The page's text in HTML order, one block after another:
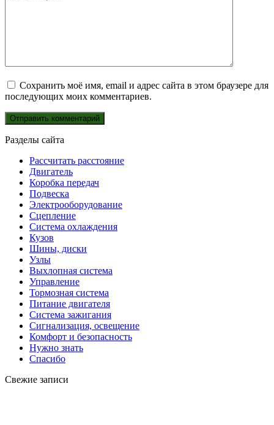
Сохранить моё имя, email и адрес сайта в этом браузере для
последующих моих комментариев.
Разделы сайта
Рассчитать расстояние
Двигатель
Коробка передач
Подвеска
Электрооборудование
Сцепление
Система охлаждения
Кузов
Шины, диски
Узлы
Выхлопная система
Управление
Тормозная система
Питание двигателя
Система зажигания
Сигнализация, освещение
Комфорт и безопасность
Нужно знать
Спасибо
Свежие записи